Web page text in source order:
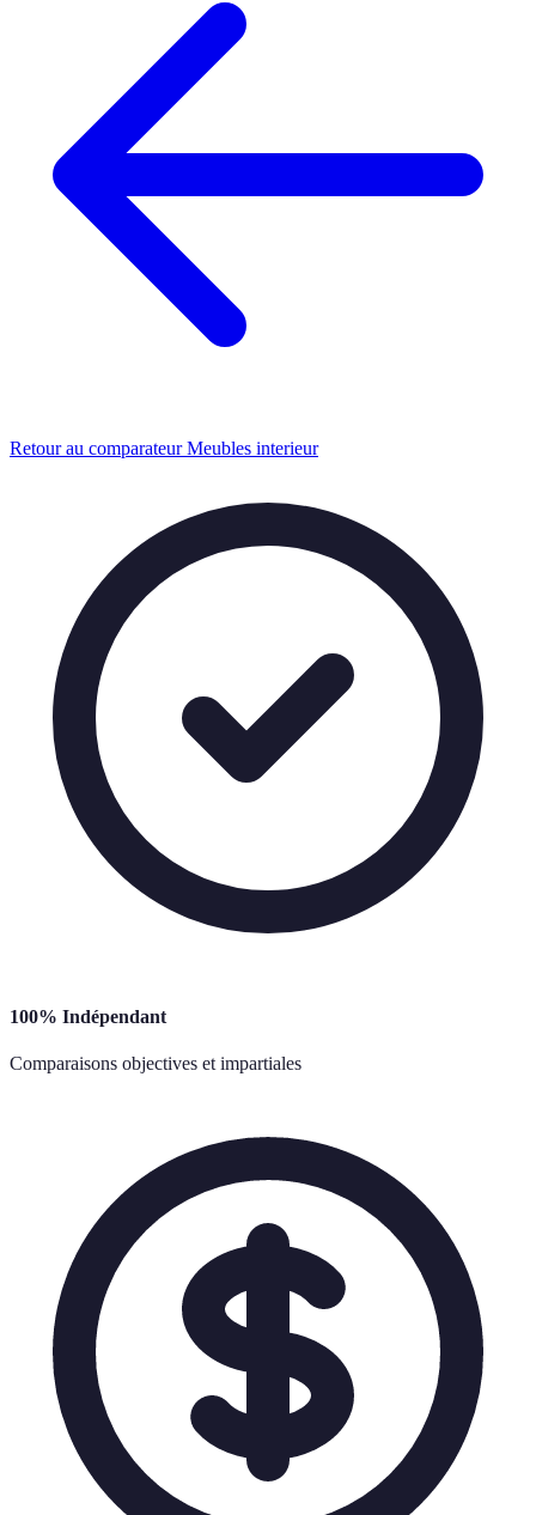
Retour au comparateur Meubles interieur
100% Indépendant
Comparaisons objectives et impartiales